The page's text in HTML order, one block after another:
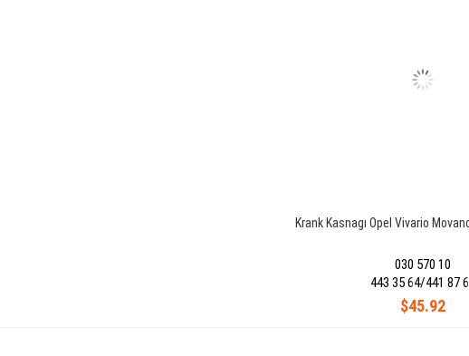
Krank Kasnagı Opel Vivario
030 570 10
$45.92
443 35 64/441 87